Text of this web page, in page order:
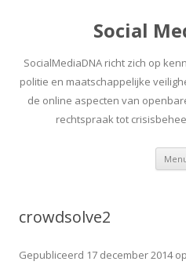
Social
SocialMediaDNA richt zich op
politie en maatschappelijke
de online aspecten van
rechtspraak tot
crowdsolve2
Gepubliceerd 17 december 2014op